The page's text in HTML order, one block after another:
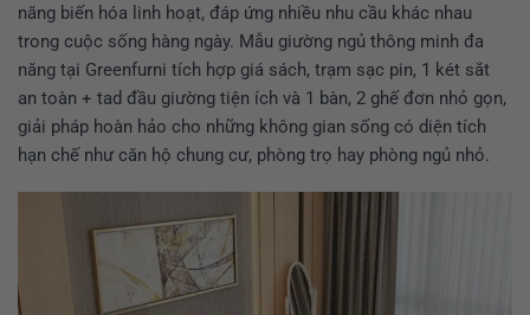
năng biến hóa linh hoạt, đáp ứng nhiều nhu cầu khác nhau
trong cuộc sống hàng ngày. Mẫu giường ngủ thông minh đa
năng tại Greenfurni tích hợp giá sách, trạm sạc pin, 1 két sắt
an toàn + tad đầu giường tiện ích và 1 bàn, 2 ghế đơn nhỏ gọn,
giải pháp hoàn hảo cho những không gian sống có diện tích
hạn chế như căn hộ chung cư, phòng trọ hay phòng ngủ nhỏ.